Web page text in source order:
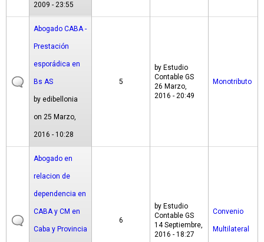
2009 - 23:55
Abogado CABA -
Prestación
esporádica en
Bs AS
by edibellonia
on 25 Marzo,
2016 - 10:28
5
by Estudio
Contable GS
26 Marzo,
2016 - 20:49
Monotributo
Abogado en
relacion de
dependencia en
CABA y CM en
Caba y Provincia
6
by Estudio
Contable GS
14 Septiembre,
2016 - 18:27
Convenio
Multilateral